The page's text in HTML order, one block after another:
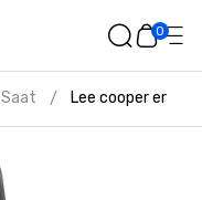
0
Saat / Lee cooper erkek